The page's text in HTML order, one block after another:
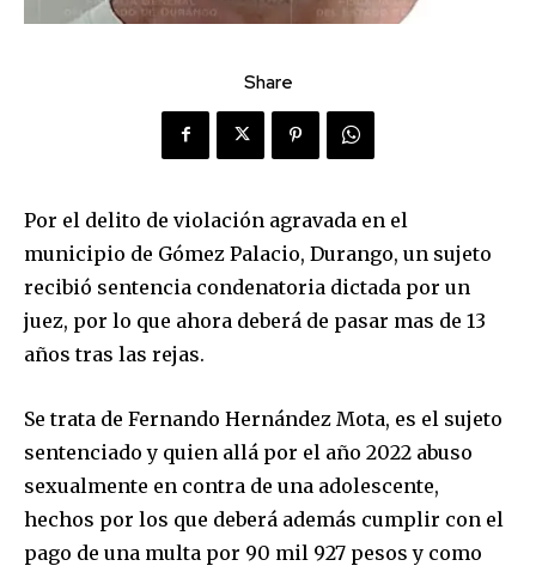
Share
Por el delito de violación agravada en el
municipio de Gómez Palacio, Durango, un sujeto
recibió sentencia condenatoria dictada por un
juez, por lo que ahora deberá de pasar mas de 13
años tras las rejas.
Se trata de Fernando Hernández Mota, es el sujeto
sentenciado y quien allá por el año 2022 abuso
sexualmente en contra de una adolescente,
hechos por los que deberá además cumplir con el
pago de una multa por 90 mil 927 pesos y como